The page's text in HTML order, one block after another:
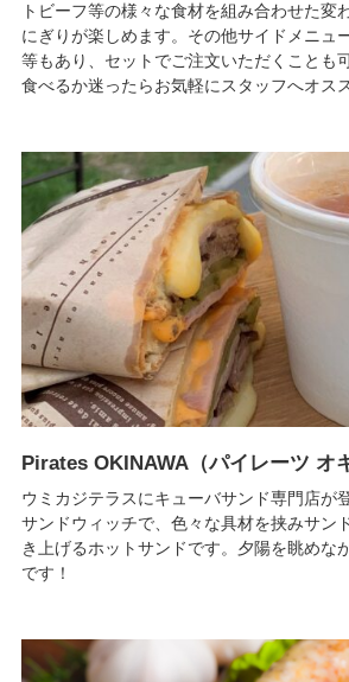
トビーフ等の様々な食材を組み合わせた変
にぎりが楽しめます。その他サイドメニュ
等もあり、セットでご注文いただくことも
食べるか迷ったらお気軽にスタッフへオス
Pirates OKINAWA（パイレーツ オ
ウミカジテラスにキューバサンド専門店が
サンドウィッチで、色々な具材を挟みサン
き上げるホットサンドです。夕陽を眺めな
です！